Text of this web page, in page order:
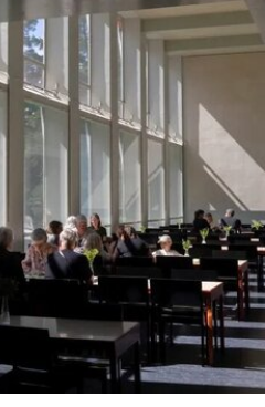
这一决定，并发起请愿活
职位。AICWU表示，截至
过1900个签名。芝加哥
《芝加哥太阳时报》采
学院高度重视每一位员工，
每天付出的重要工作。我
包模式，是为了更好地支
时，我们优先选择了承诺
机会的合作伙伴。”
AFSCME 31已正式提出
定将保洁部门外包之前，
会，因此违反了劳资协